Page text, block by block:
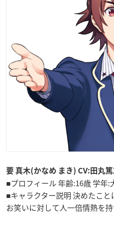
要 真木(かなめ まき) CV:田丸
■プロフィール 年齢:16歳 学年:
■キャラクター説明 決めたこと
お笑いに対して人一倍情熱を持